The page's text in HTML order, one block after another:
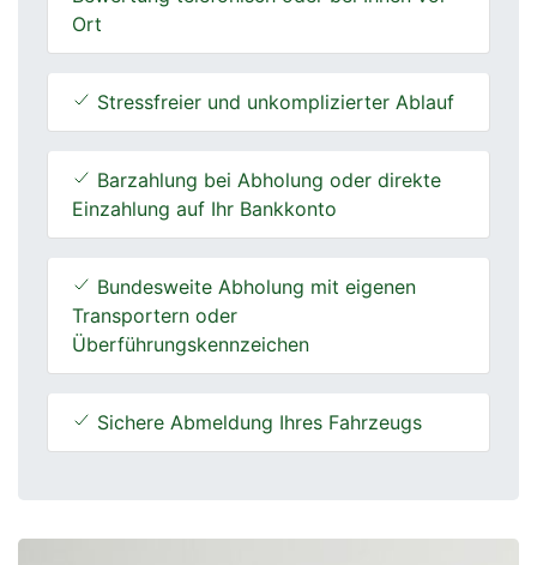
Ort
Stressfreier und unkomplizierter Ablauf
Barzahlung bei Abholung oder direkte
Einzahlung auf Ihr Bankkonto
Bundesweite Abholung mit eigenen
Transportern oder
Überführungskennzeichen
Sichere Abmeldung Ihres Fahrzeugs